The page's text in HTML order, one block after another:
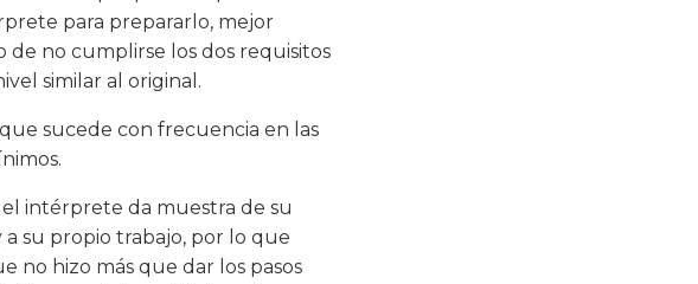
para prepararlo, mejor
de no cumplirse los dos requisitos
similar al original.
sucede con frecuencia en las
el intérprete da muestra de su
a su propio trabajo, por lo que
no hizo más que dar los pasos